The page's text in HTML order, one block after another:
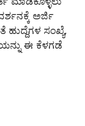
ಅರ್ಜಿ
ಸಂಖ್ಯೆ,
ಈ ಕೆಳಗಡೆ